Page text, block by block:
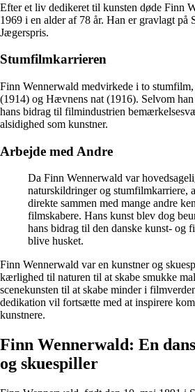
Efter et liv dedikeret til kunsten døde Finn
1969 i en alder af 78 år. Han er gravlagt
Jægerspris.
Stumfilmkarrieren
Finn Wennerwald medvirkede i to
(1914) og Hævnens nat (1916). Selvom
hans bidrag til filmindustrien
alsidighed som kunstner.
Arbejde med Andre
Da Finn Wennerwald var
naturskildringer og stumfilmkarriere,
direkte sammen med mange andre
filmskabere. Hans kunst blev dog
hans bidrag til den danske kunst- og
blive husket.
Finn Wennerwald var en kunstner og
kærlighed til naturen til at skabe smukke
scenekunsten til at skabe minder i
dedikation vil fortsætte med at inspirere
kunstnere.
Finn Wennerwald: En
og skuespiller